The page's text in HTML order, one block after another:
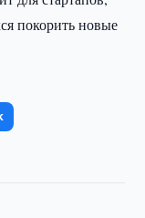
покорить новые